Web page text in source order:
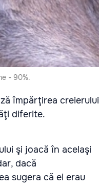
- 90%.
împărţirea creierului
diferite.
şi joacă în acelaşi
dacă
sugera că ei erau